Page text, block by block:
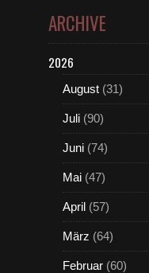
ARCHIVE
2026
August (31)
Juli (90)
Juni (74)
Mai (47)
April (57)
März (64)
Februar (60)